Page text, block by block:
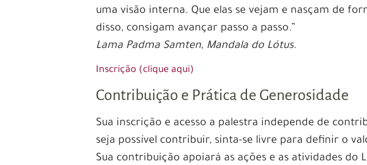
uma visão interna. Que elas se vejam e nasçam de
disso, consigam avançar passo a passo.”
Lama Padma Samten, Mandala do Lótus.
Inscrição (clique aqui)
Contribuição e Prática de Generosidade
Sua inscrição e acesso a palestra independe de
seja possível contribuir, sinta-se livre para definir o
Sua contribuição apoiará as ações e as atividades do